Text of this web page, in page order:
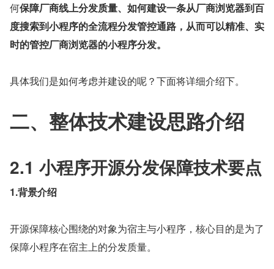
何保障厂商线上分发质量、如何建设一条从厂商浏览器到百
度搜索到小程序的全流程分发管控通路，从而可以精准、实
时的管控厂商浏览器的小程序分发。
具体我们是如何考虑并建设的呢？下面将详细介绍下。
二、整体技术建设思路介绍
2.1 小程序开源分发保障技术要点
1.背景介绍
开源保障核心围绕的对象为宿主与小程序，核心目的是为了
保障小程序在宿主上的分发质量。